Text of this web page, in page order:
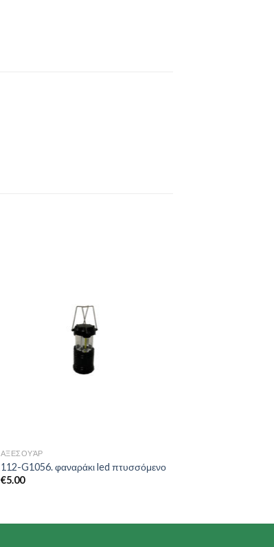
ΑΞΕΣΟΥΆΡ
112-G1056. φαναράκι led πτυσσόμενο
€5.00